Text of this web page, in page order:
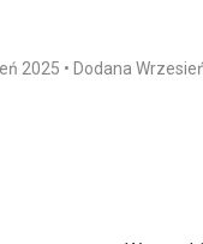
2,0/ 5 Usługi
2025 Dodana